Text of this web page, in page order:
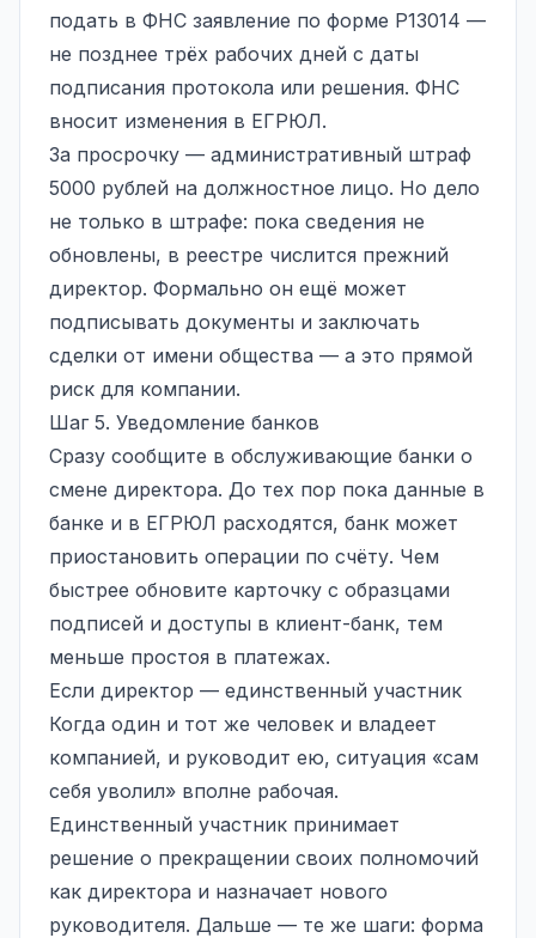
подать в ФНС заявление по форме Р13014 —
не позднее трёх рабочих дней с даты
подписания протокола или решения. ФНС
вносит изменения в ЕГРЮЛ.
За просрочку — административный штраф
5000 рублей на должностное лицо. Но дело
не только в штрафе: пока сведения не
обновлены, в реестре числится прежний
директор. Формально он ещё может
подписывать документы и заключать
сделки от имени общества — а это прямой
риск для компании.
Шаг 5. Уведомление банков
Сразу сообщите в обслуживающие банки о
смене директора. До тех пор пока данные в
банке и в ЕГРЮЛ расходятся, банк может
приостановить операции по счёту. Чем
быстрее обновите карточку с образцами
подписей и доступы в клиент-банк, тем
меньше простоя в платежах.
Если директор — единственный участник
Когда один и тот же человек и владеет
компанией, и руководит ею, ситуация «сам
себя уволил» вполне рабочая.
Единственный участник принимает
решение о прекращении своих полномочий
как директора и назначает нового
руководителя. Дальше — те же шаги: форма